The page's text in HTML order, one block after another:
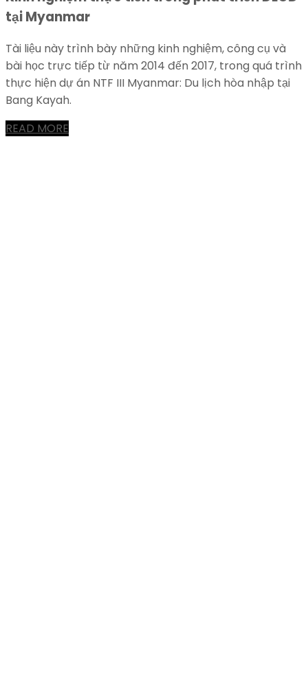
tại Myanmar
Tài liệu này trình bày những kinh nghiệm, công cụ và
bài học trực tiếp từ năm 2014 đến 2017, trong quá trình
thực hiện dự án NTF III Myanmar: Du lịch hòa nhập tại
Bang Kayah.
READ MORE